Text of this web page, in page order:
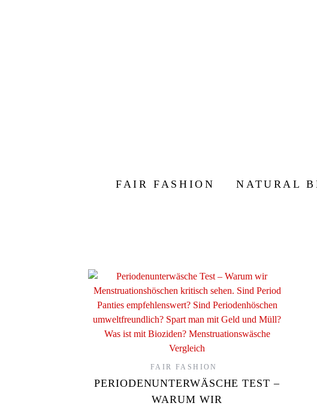
FAIR FASHION NATURAL
FAIR FASHION
PERIODENUNTERWÄSCHE TEST –
WARUM WIR